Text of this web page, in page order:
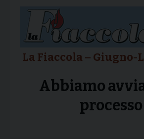
La Fiaccola – Giugno-
Abbiamo
processo